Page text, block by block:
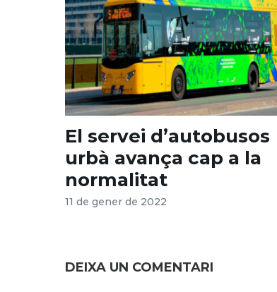
El servei d’autobusos
urbà avança cap a la
normalitat
11 de gener de 2022
DEIXA UN COMENTARI